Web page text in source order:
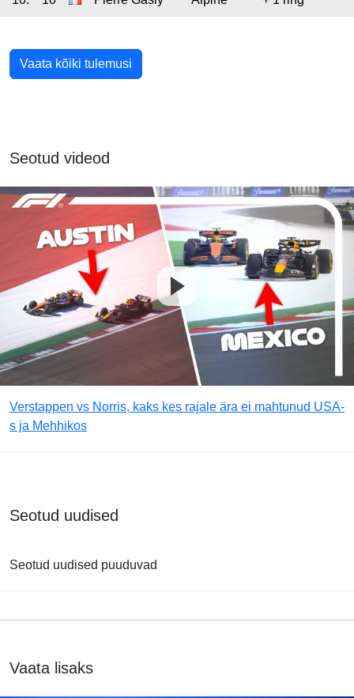
Vaata kõiki tulemusi
Seotud videod
Verstappen vs Norris, kaks kes rajale ära ei mahtunud USA-
s ja Mehhikos
Seotud uudised
Seotud uudised puuduvad
Vaata lisaks